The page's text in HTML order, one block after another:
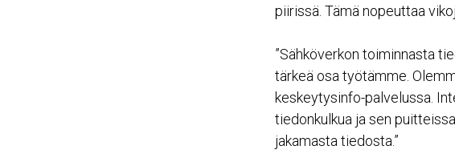
piirissä. Tämä nopeuttaa
”Sähköverkon toiminnasta
tärkeä osa työtämme.
keskeytysinfo-palvelussa.
tiedonkulkua ja sen
jakamasta tiedosta.”